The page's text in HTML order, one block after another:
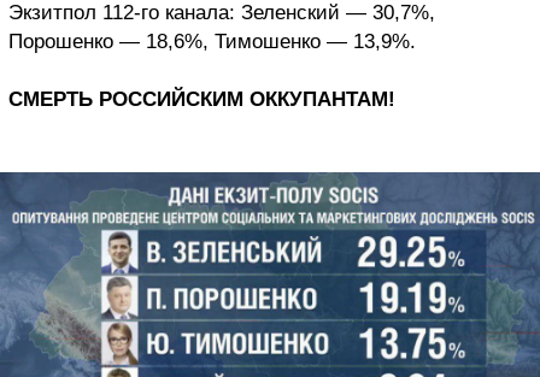
Экзитпол 112-го канала: Зеленский — 30,7%,
Порошенко — 18,6%, Тимошенко — 13,9%.
СМЕРТЬ РОССИЙСКИМ ОККУПАНТАМ!